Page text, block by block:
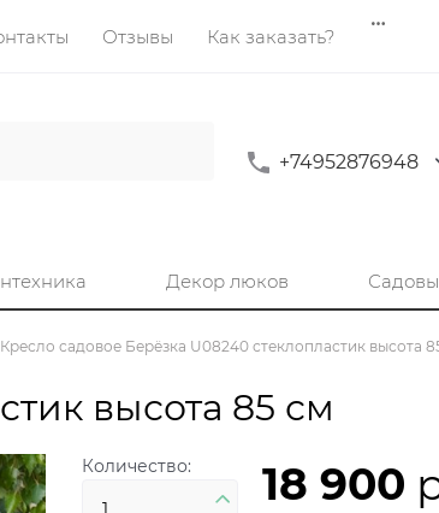
Отзывы Как заказать?
+74952876948
Декор люков
Кресло садовое Берёзка U08240 стеклопластик высота
высота 85 см
Количество: 18 900